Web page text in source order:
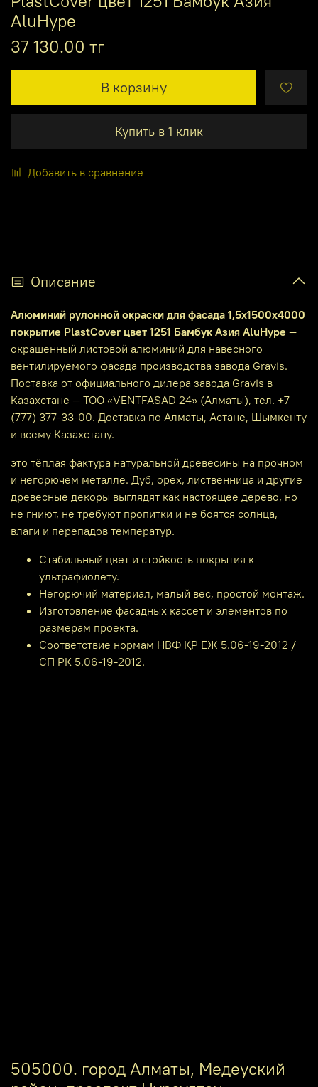
AluHype
37 130.00 тг
В корзину
Купить в 1 клик
Добавить в сравнение
Описание
Алюминий рулонной окраски для фасада 1,5х1500х4000
покрытие PlastCover цвет 1251 Бамбук Азия AluHype —
окрашенный листовой алюминий для навесного
вентилируемого фасада производства завода Gravis.
Поставка от официального дилера завода Gravis в
Казахстане — ТОО «VENTFASAD 24» (Алматы), тел. +7
(777) 377-33-00. Доставка по Алматы, Астане, Шымкенту
и всему Казахстану.
это тёплая фактура натуральной древесины на прочном
и негорючем металле. Дуб, орех, лиственница и другие
древесные декоры выглядят как настоящее дерево, но
не гниют, не требуют пропитки и не боятся солнца,
влаги и перепадов температур.
Стабильный цвет и стойкость покрытия к
ультрафиолету.
Негорючий материал, малый вес, простой монтаж.
Изготовление фасадных кассет и элементов по
размерам проекта.
Соответствие нормам НВФ ҚР ЕЖ 5.06-19-2012 /
СП РК 5.06-19-2012.
505000. город Алматы, Медеуский